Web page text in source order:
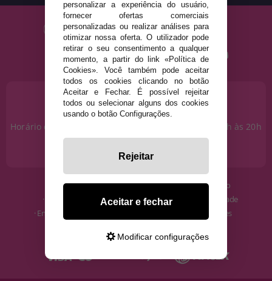
PRECISA DE AJUDA?
915 793 695
Horário de segunda a sexta das 10h às 14h e das 17h às 20h
info@disfracestuyyo.pt
· Quem somos
· Como comprar
· Envios e Devoluções
· Condições de uso
· Política de Privacidade
· Política de Cookies
personalizar a experiência do usuário,
fornecer ofertas comerciais
personalizadas ou realizar análises para
otimizar nossa oferta. O utilizador pode
retirar o seu consentimento a qualquer
momento, a partir do link «Política de
Cookies». Você também pode aceitar
todos os cookies clicando no botão
Aceitar e Fechar. É possível rejeitar
todos ou selecionar alguns dos cookies
usando o botão Configurações.
Rejeitar
Aceitar e fechar
Modificar configurações